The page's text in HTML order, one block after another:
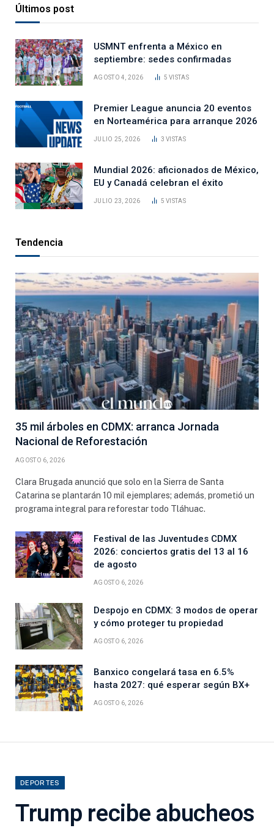
Últimos post
USMNT enfrenta a México en
septiembre: sedes confirmadas
AGOSTO 4, 2026 5VISTAS
Premier League anuncia 20 eventos
en Norteamérica para arranque 2026
JULIO 25, 2026 3VISTAS
Mundial 2026: aficionados de México,
EU y Canadá celebran el éxito
JULIO 23, 2026 5VISTAS
Tendencia
35 mil árboles en CDMX: arranca Jornada
Nacional de Reforestación
AGOSTO 6, 2026
Clara Brugada anunció que solo en la Sierra de Santa
Catarina se plantarán 10 mil ejemplares; además, prometió un
programa integral para reforestar todo Tláhuac.
Festival de las Juventudes CDMX
2026: conciertos gratis del 13 al 16
de agosto
AGOSTO 6, 2026
Despojo en CDMX: 3 modos de operar
y cómo proteger tu propiedad
AGOSTO 6, 2026
Banxico congelará tasa en 6.5%
hasta 2027: qué esperar según BX+
AGOSTO 6, 2026
DEPORTES
Trump recibe abucheos